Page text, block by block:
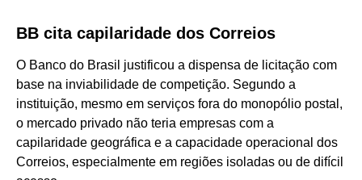
BB cita capilaridade dos Correios
O Banco do Brasil justificou a dispensa de licitação com
base na inviabilidade de competição. Segundo a
instituição, mesmo em serviços fora do monopólio postal,
o mercado privado não teria empresas com a
capilaridade geográfica e a capacidade operacional dos
Correios, especialmente em regiões isoladas ou de difícil